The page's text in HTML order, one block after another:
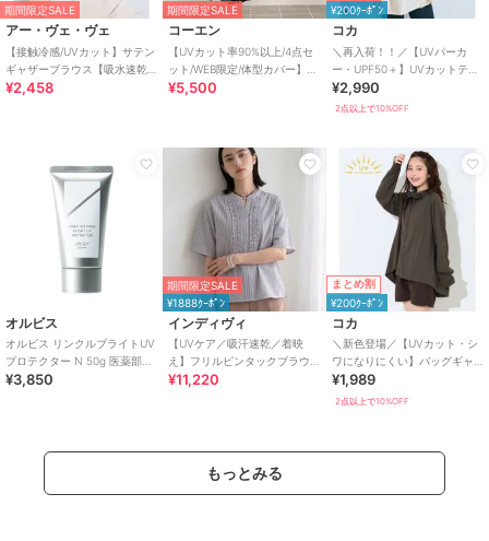
期間限定SALE
アー・ヴェ・ヴェ
【接触冷感/UVカット】サテン
ギャザーブラウス【吸水速乾/
イージーケア】
¥2,458
期間限定SALE
コーエン
【UVカット率90%以上/4点セ
ット/WEB限定/体型カバー】シ
ュシュ付きアソートスイムウ
¥5,500
¥200ｸｰﾎﾟﾝ
コカ
＼再入荷！！／【UVパーカ
ー・UPF50＋】UVカットティ
アードパーカー 全4色
¥2,990
2点以上で10%OFF
オルビス
オルビス リンクルブライトUV
プロテクター N 50g 医薬部外
品（顔用日焼け止め）
¥3,850
期間限定SALE
¥1888ｸｰﾎﾟﾝ
インディヴィ
【UVケア／吸汗速乾／着映
え】フリルピンタックブラウ
ス
¥11,220
まとめ割
¥200ｸｰﾎﾟﾝ
コカ
＼新色登場／【UVカット・シ
ワになりにくい】バッグギャ
ザーUVパーカー 全4色
¥1,989
2点以上で10%OFF
もっとみる